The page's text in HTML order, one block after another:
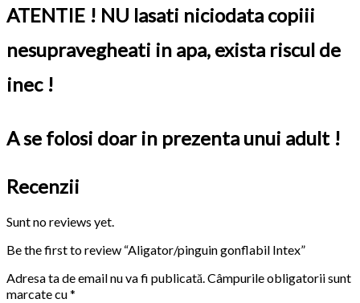
ATENTIE ! NU lasati niciodata copiii
nesupravegheati in apa, exista riscul de
inec !
A se folosi doar in prezenta unui adult !
Recenzii
Sunt no reviews yet.
Be the first to review “Aligator/pinguin gonflabil Intex”
Adresa ta de email nu va fi publicată.Câmpurile obligatorii sunt
marcate cu*